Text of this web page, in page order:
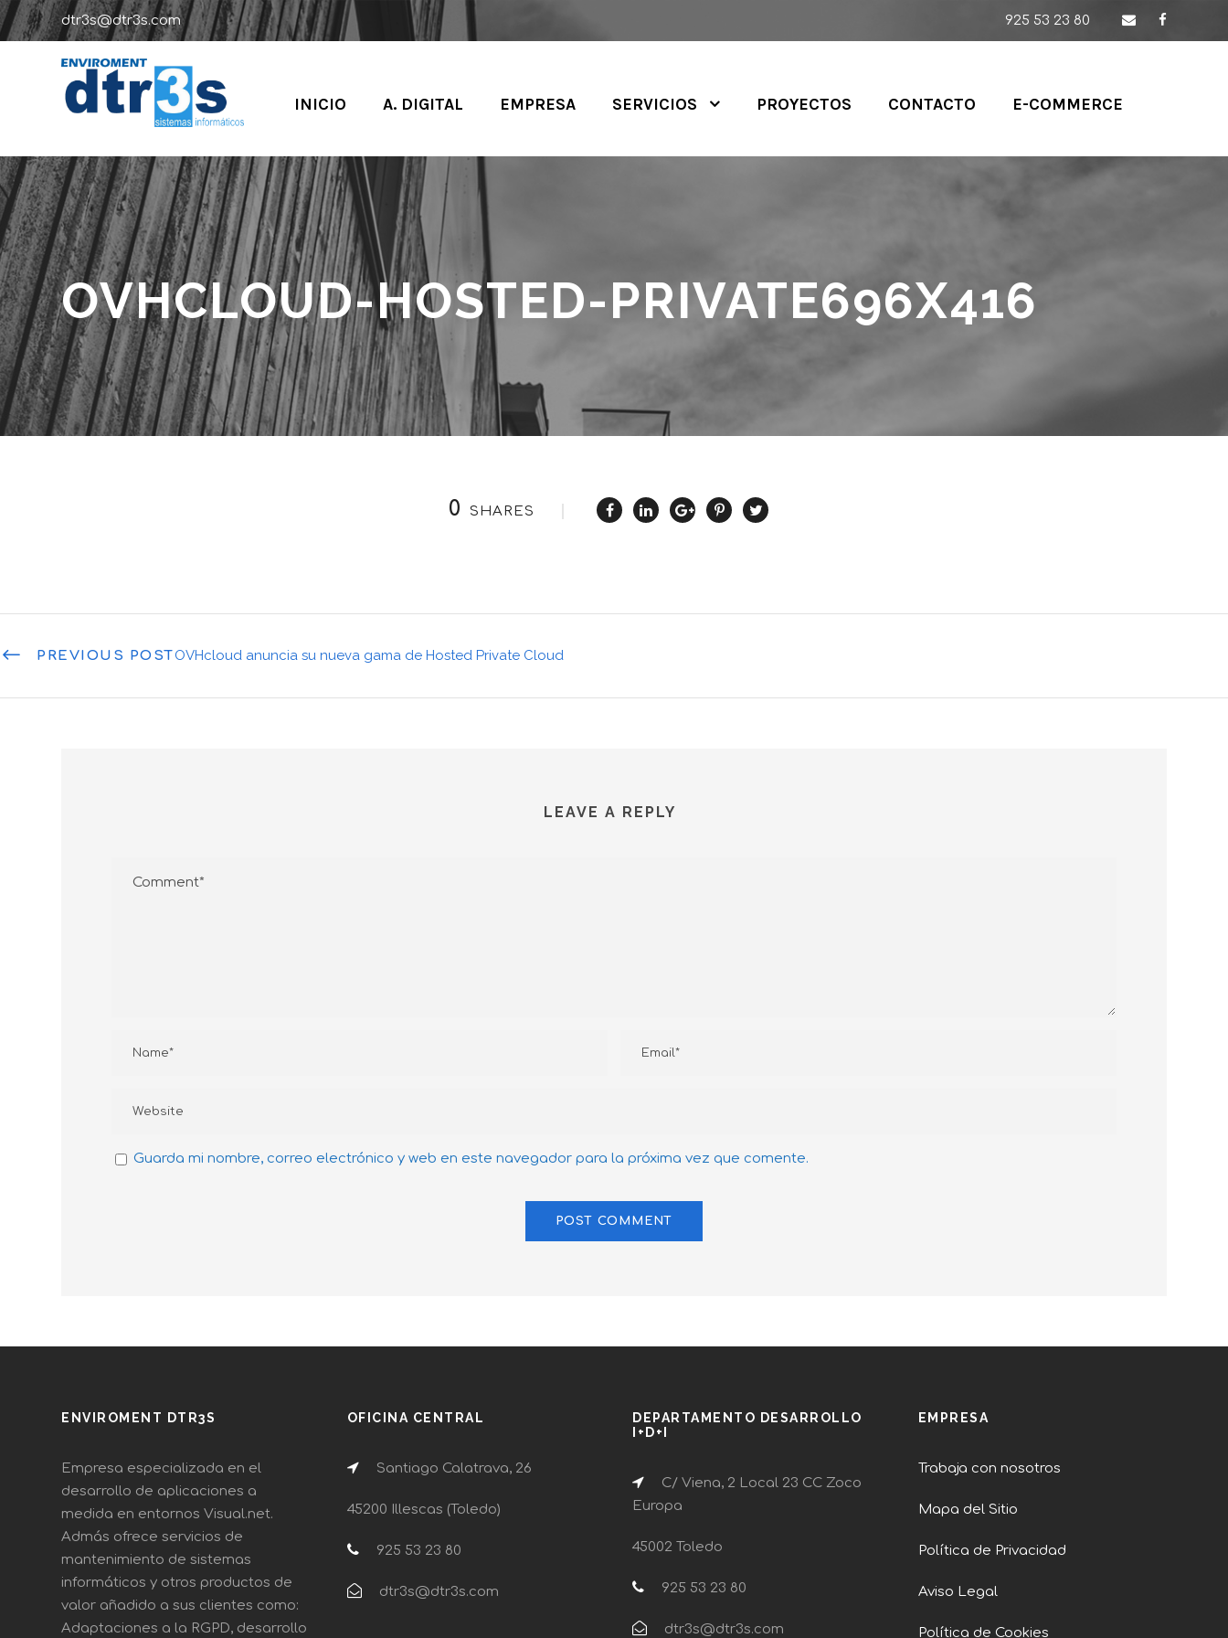
dtr3s@dtr3s.com 925 53 23 80
INICIO A. DIGITAL EMPRESA SERVICIOS PROYECTOS CONTACTO E-COMMERCE
OVHCLOUD-HOSTED-PRIVATE696X416
0 SHARES
PREVIOUS POSTOVHcloud anuncia su nueva gama de Hosted Private Cloud
LEAVE A REPLY
Guarda mi nombre, correo electrónico y web en este navegador para la próxima vez que comente.
ENVIROMENT DTR3S
Empresa especializada en el
desarrollo de aplicaciones a
medida en entornos Visual.net.
Admás ofrece servicios de
mantenimiento de sistemas
informáticos y otros productos de
valor añadido a sus clientes como:
Adaptaciones a la RGPD, desarrollo
OFICINA CENTRAL
Santiago Calatrava, 26
45200 Illescas (Toledo)
925 53 23 80
dtr3s@dtr3s.com
DEPARTAMENTO DESARROLLO
I+D+I
C/ Viena, 2 Local 23 CC Zoco
Europa
45002 Toledo
925 53 23 80
dtr3s@dtr3s.com
EMPRESA
Trabaja con nosotros
Mapa del Sitio
Política de Privacidad
Aviso Legal
Política de Cookies